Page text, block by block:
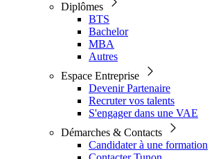
Diplômes
BTS
Bachelor
MBA
Autres
Espace Entreprise
Devenir Partenaire
Recruter vos talents
S'engager dans une VAE
Démarches & Contacts
Candidater à une formation